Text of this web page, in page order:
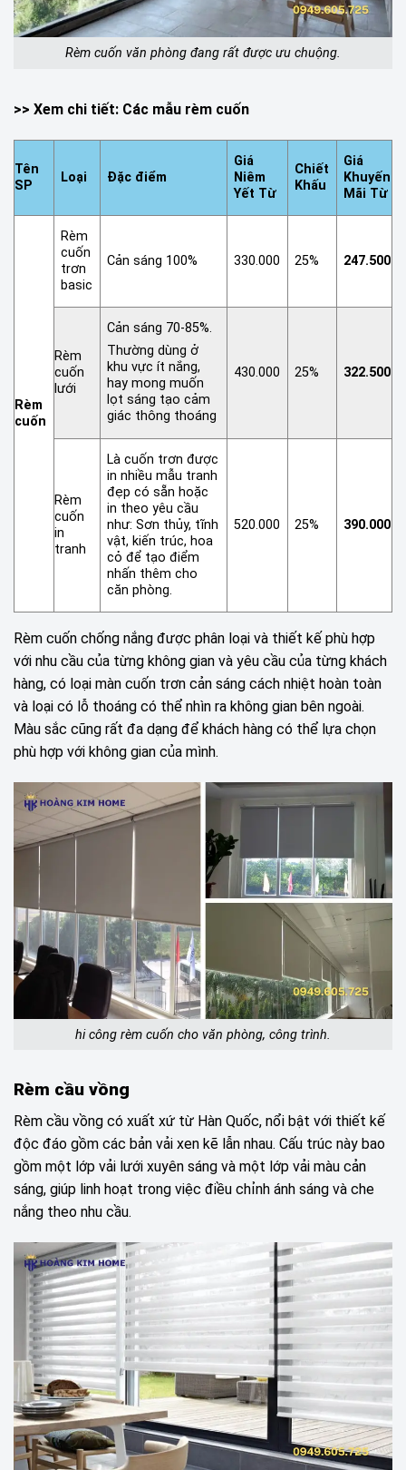
Rèm cuốn văn phòng đang rất được ưu chuộng.
>> Xem chi tiết: Các mẫu rèm cuốn
Tên
SP
Loại Đặc điểm
Giá
Niêm
Yết Từ
Chiết
Khấu
Giá
Khuyến
Mãi Từ
Rèm
cuốn
Rèm
cuốn
trơn
basic
Cản sáng 100% 330.000 25% 247.500
Rèm
cuốn
lưới
Cản sáng 70-85%.
Thường dùng ở
khu vực ít nắng,
hay mong muốn
lọt sáng tạo cảm
giác thông thoáng
430.000 25% 322.500
Rèm
cuốn
in
tranh
Là cuốn trơn được
in nhiều mẫu tranh
đẹp có sẵn hoặc
in theo yêu cầu
như: Sơn thủy, tĩnh
vật, kiến trúc, hoa
cỏ để tạo điểm
nhấn thêm cho
căn phòng.
520.000 25% 390.000
Rèm cuốn chống nắng được phân loại và thiết kế phù hợp
với nhu cầu của từng không gian và yêu cầu của từng khách
hàng, có loại màn cuốn trơn cản sáng cách nhiệt hoàn toàn
và loại có lỗ thoáng có thể nhìn ra không gian bên ngoài.
Màu sắc cũng rất đa dạng để khách hàng có thể lựa chọn
phù hợp với không gian của mình.
hi công rèm cuốn cho văn phòng, công trình.
Rèm cầu vồng
Rèm cầu vồng có xuất xứ từ Hàn Quốc, nổi bật với thiết kế
độc đáo gồm các bản vải xen kẽ lẫn nhau. Cấu trúc này bao
gồm một lớp vải lưới xuyên sáng và một lớp vải màu cản
sáng, giúp linh hoạt trong việc điều chỉnh ánh sáng và che
nắng theo nhu cầu.